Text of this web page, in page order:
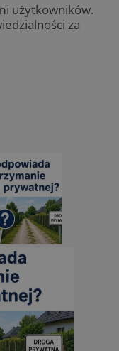
użytkowników.
za